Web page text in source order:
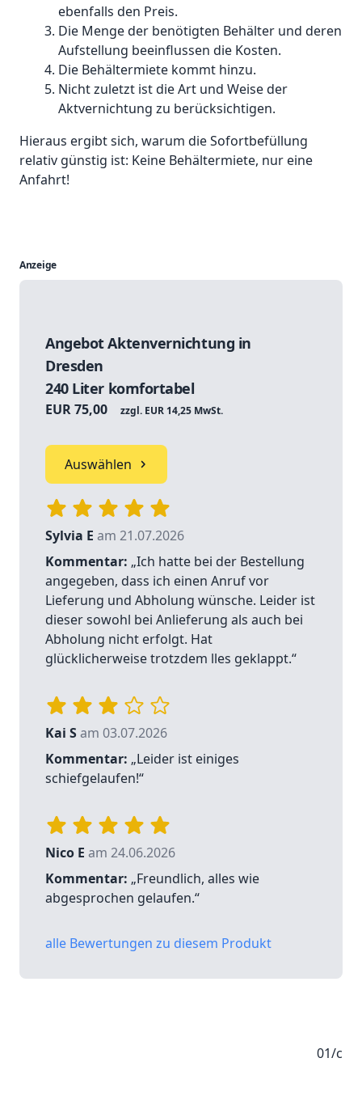
ebenfalls den Preis.
Die Menge der benötigten Behälter und deren
Aufstellung beeinflussen die Kosten.
Die Behältermiete kommt hinzu.
Nicht zuletzt ist die Art und Weise der
Aktvernichtung zu berücksichtigen.
Hieraus ergibt sich, warum die Sofortbefüllung
relativ günstig ist: Keine Behältermiete, nur eine
Anfahrt!
Anzeige
Angebot Aktenvernichtung in
Dresden
240 Liter komfortabel
EUR 75,00 zzgl. EUR 14,25 MwSt.
Auswählen
Sylvia E am 21.07.2026
Kommentar: „Ich hatte bei der Bestellung
angegeben, dass ich einen Anruf vor
Lieferung und Abholung wünsche. Leider ist
dieser sowohl bei Anlieferung als auch bei
Abholung nicht erfolgt. Hat
glücklicherweise trotzdem lles geklappt.“
Kai Sam 03.07.2026
Kommentar: „Leider ist einiges
schiefgelaufen!“
Nico E am 24.06.2026
Kommentar: „Freundlich, alles wie
abgesprochen gelaufen.“
alle Bewertungen zu diesem Produkt
01/c